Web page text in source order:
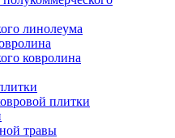
линолеума
ковролина
плитки
травы